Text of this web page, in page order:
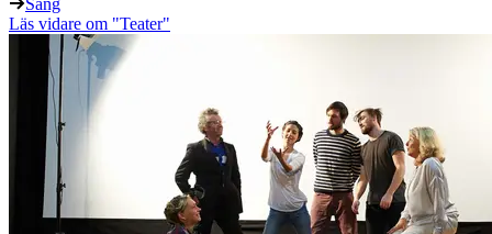
Sång
Läs vidare om "Teater"